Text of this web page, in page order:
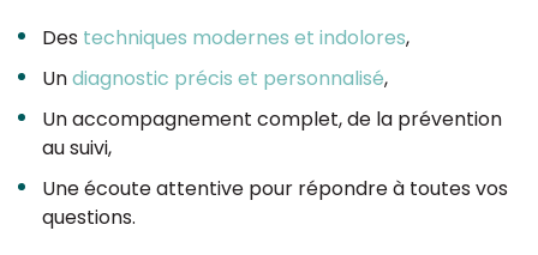
Des techniques modernes et indolores,
Undiagnostic précis et personnalisé,
Un accompagnement complet, de la prévention
au suivi,
Une écoute attentive pour répondre à toutes vos
questions.